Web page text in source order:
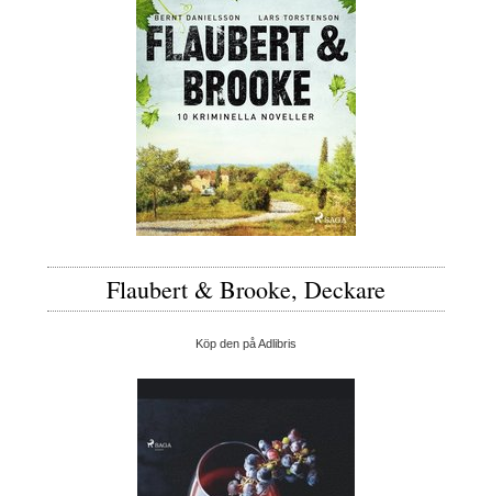
Flaubert & Brooke, Deckare
Köp den på Adlibris